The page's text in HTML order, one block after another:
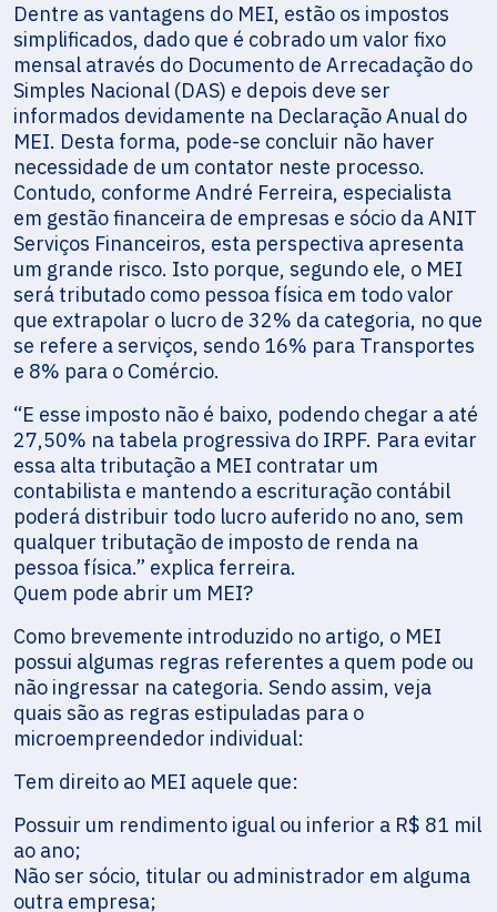
Dentre as vantagens do MEI, estão os impostos
simplificados, dado que é cobrado um valor fixo
mensal através do Documento de Arrecadação do
Simples Nacional (DAS) e depois deve ser
informados devidamente na Declaração Anual do
MEI. Desta forma, pode-se concluir não haver
necessidade de um contator neste processo.
Contudo, conforme André Ferreira, especialista
em gestão financeira de empresas e sócio da ANIT
Serviços Financeiros, esta perspectiva apresenta
um grande risco. Isto porque, segundo ele, o MEI
será tributado como pessoa física em todo valor
que extrapolar o lucro de 32% da categoria, no que
se refere a serviços, sendo 16% para Transportes
e 8% para o Comércio.
“E esse imposto não é baixo, podendo chegar a até
27,50% na tabela progressiva do IRPF. Para evitar
essa alta tributação a MEI contratar um
contabilista e mantendo a escrituração contábil
poderá distribuir todo lucro auferido no ano, sem
qualquer tributação de imposto de renda na
pessoa física.” explica ferreira.
Quem pode abrir um MEI?
Como brevemente introduzido no artigo, o MEI
possui algumas regras referentes a quem pode ou
não ingressar na categoria. Sendo assim, veja
quais são as regras estipuladas para o
microempreendedor individual:
Tem direito ao MEI aquele que:
Possuir um rendimento igual ou inferior a R$ 81 mil
ao ano;
Não ser sócio, titular ou administrador em alguma
outra empresa;